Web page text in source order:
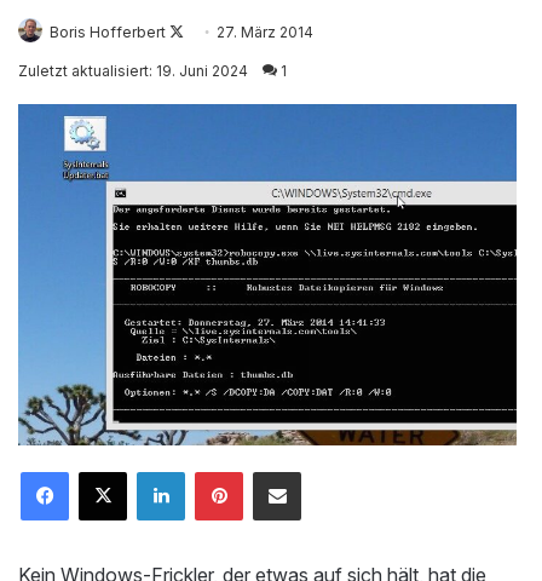
Boris Hofferbert
Follow
on
27. März 2014
Zuletzt aktualisiert: 19. Juni 2024 1
Kein Windows-Frickler, der etwas auf sich hält, hat die